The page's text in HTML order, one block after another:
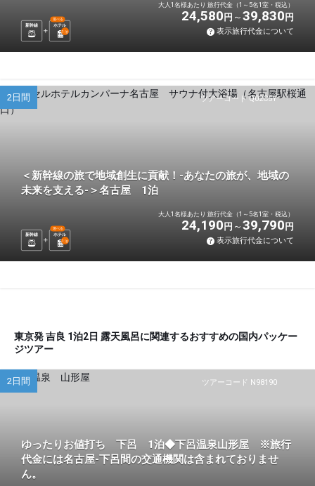
新幹線 ホテル
選べる
1 泊
大人1名様あたり 旅行代金（1～5名1室・税込）
24,580 円 39,830 円
表示旅行代金について
ツアーコード Q02C5Y
2日間
＜新幹線の旅で地域創生に貢献！-あなたの旅が、地域の
未来を支える-＞名古屋 1泊
新幹線 ホテル
選べる
1 泊
大人1名様あたり 旅行代金（1～5名1室・税込）
24,190 円 39,790 円
表示旅行代金について
東京発 吉良 1泊2日 露天風呂に関連するおすすめの国内パッケー
ジツアー
ツアーコード N98190
2日間
ゆったりお値打ち 下呂 1泊◆下呂温泉山形屋 ※旅行
代金には名古屋-下呂間の交通機関は含まれておりませ
ん。